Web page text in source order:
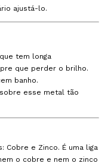
ajustá-lo.
tem longa
que perder o brilho.
banho.
esse metal tão
Cobre e Zinco. É uma liga
o cobre e nem o zinco